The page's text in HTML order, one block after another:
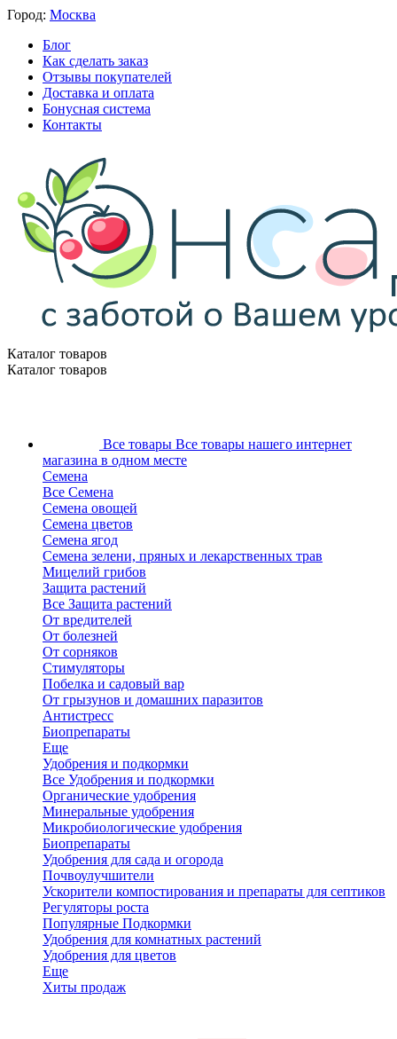
Город: Москва
Блог
Как сделать заказ
Отзывы покупателей
Доставка и оплата
Бонусная система
Контакты
Каталог товаров
Каталог товаров
Все товары Все товары нашего интернет
магазина в одном месте
Семена
Все Семена
Семена овощей
Семена цветов
Семена ягод
Семена зелени, пряных и лекарственных трав
Мицелий грибов
Защита растений
Все Защита растений
От вредителей
От болезней
От сорняков
Стимуляторы
Побелка и садовый вар
От грызунов и домашних паразитов
Антистресс
Биопрепараты
Еще
Удобрения и подкормки
Все Удобрения и подкормки
Органические удобрения
Минеральные удобрения
Микробиологические удобрения
Биопрепараты
Удобрения для сада и огорода
Почвоулучшители
Ускорители компостирования и препараты для септиков
Регуляторы роста
Популярные Подкормки
Удобрения для комнатных растений
Удобрения для цветов
Еще
Хиты продаж